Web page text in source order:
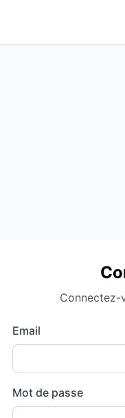
Email
Mot de passe